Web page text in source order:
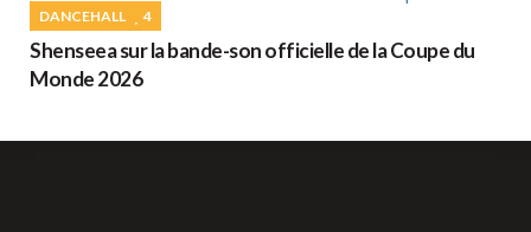
DANCEHALL 4
Shenseea sur la bande-son officielle de la Coupe du
Monde 2026